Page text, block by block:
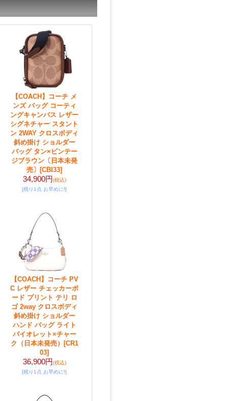
【COACH】コーチ メ
ンズ バッグ コーティ
ングキャンバス レザー
シグネチャー スタント
ン 2WAY クロスボディ
斜め掛け ショルダー
バッグ タン×ビンテー
ジブラウン〔日本未発
売〕 [CBI33]
34,900円(税込)
[残り1点 お早めに!]
【COACH】コーチ PV
C レザー チェッカーボ
ード プリント テリ ロ
ゴ 2way クロスボディ
斜め掛け ショルダー
ハンド バッグ ライト
バイオレット×チャー
ク（日本未発売）
[CR1
03]
36,900円(税込)
[残り1点 お早めに!]